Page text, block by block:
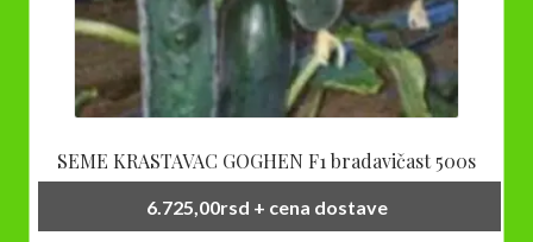
SEME KRASTAVAC GOGHEN F1 bradavičast 500s
6.725,00rsd + cena dostave